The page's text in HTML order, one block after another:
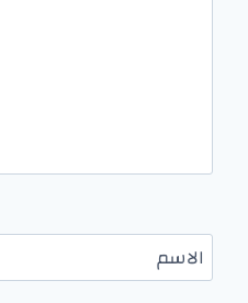
الاسم